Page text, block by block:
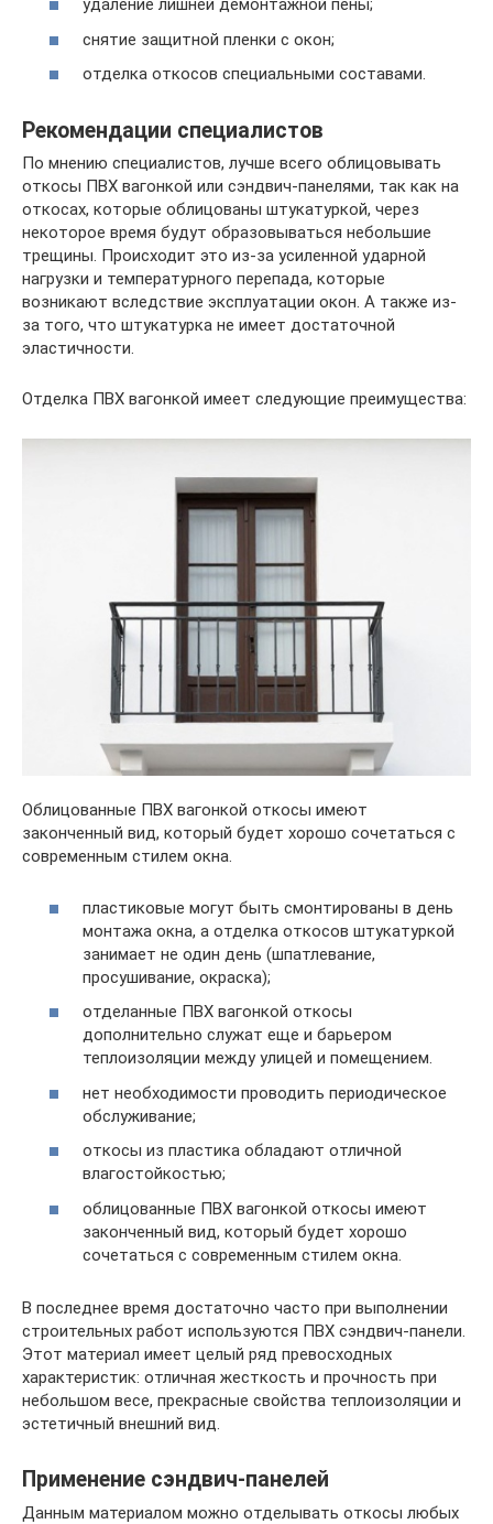
удаление лишней демонтажной пены;
снятие защитной пленки с окон;
отделка откосов специальными составами.
Рекомендации специалистов
По мнению специалистов, лучше всего облицовывать
откосы ПВХ вагонкой или сэндвич-панелями, так как на
откосах, которые облицованы штукатуркой, через
некоторое время будут образовываться небольшие
трещины. Происходит это из-за усиленной ударной
нагрузки и температурного перепада, которые
возникают вследствие эксплуатации окон. А также из-
за того, что штукатурка не имеет достаточной
эластичности.
Отделка ПВХ вагонкой имеет следующие преимущества:
Облицованные ПВХ вагонкой откосы имеют
законченный вид, который будет хорошо сочетаться с
современным стилем окна.
пластиковые могут быть смонтированы в день
монтажа окна, а отделка откосов штукатуркой
занимает не один день (шпатлевание,
просушивание, окраска);
отделанные ПВХ вагонкой откосы
дополнительно служат еще и барьером
теплоизоляции между улицей и помещением.
нет необходимости проводить периодическое
обслуживание;
откосы из пластика обладают отличной
влагостойкостью;
облицованные ПВХ вагонкой откосы имеют
законченный вид, который будет хорошо
сочетаться с современным стилем окна.
В последнее время достаточно часто при выполнении
строительных работ используются ПВХ сэндвич-панели.
Этот материал имеет целый ряд превосходных
характеристик: отличная жесткость и прочность при
небольшом весе, прекрасные свойства теплоизоляции и
эстетичный внешний вид.
Применение сэндвич-панелей
Данным материалом можно отделывать откосы любых